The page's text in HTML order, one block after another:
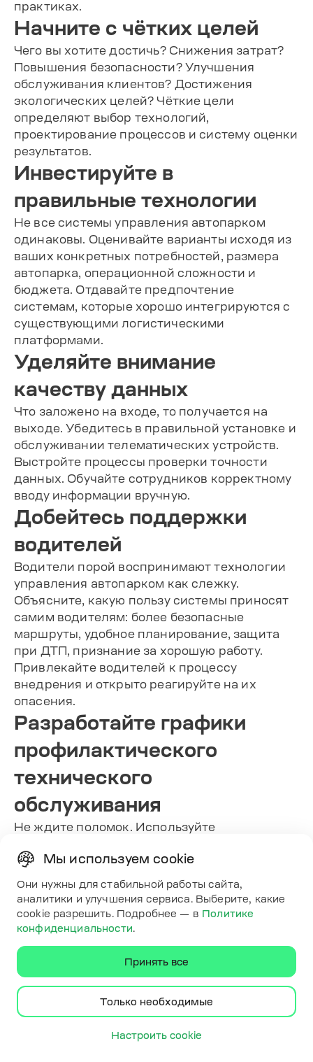
Мы используем cookie
Они нужны для стабильной работы сайта,
аналитики и улучшения сервиса. Выберите, какие
cookie разрешить. Подробнее — в Политике
конфиденциальности.
Принять все
Только необходимые
Настроить cookie
практиках.
Начните с чётких целей
Чего вы хотите достичь? Снижения затрат?
Повышения безопасности? Улучшения
обслуживания клиентов? Достижения
экологических целей? Чёткие цели
определяют выбор технологий,
проектирование процессов и систему оценки
результатов.
Инвестируйте в
правильные технологии
Не все системы управления автопарком
одинаковы. Оценивайте варианты исходя из
ваших конкретных потребностей, размера
автопарка, операционной сложности и
бюджета. Отдавайте предпочтение
системам, которые хорошо интегрируются с
существующими логистическими
платформами.
Уделяйте внимание
качеству данных
Что заложено на входе, то получается на
выходе. Убедитесь в правильной установке и
обслуживании телематических устройств.
Выстройте процессы проверки точности
данных. Обучайте сотрудников корректному
вводу информации вручную.
Добейтесь поддержки
водителей
Водители порой воспринимают технологии
управления автопарком как слежку.
Объясните, какую пользу системы приносят
самим водителям: более безопасные
маршруты, удобное планирование, защита
при ДТП, признание за хорошую работу.
Привлекайте водителей к процессу
внедрения и открыто реагируйте на их
опасения.
Разработайте графики
профилактического
технического
обслуживания
Не ждите поломок. Используйте
фактические данные об использовании для
проактивного планирования технического
обслуживания. Отслеживайте показатели его
выполнения и контролируйте
ответственность команд.
Отслеживайте ключевые
показатели эффективности
Невозможно улучшить то, что не измеряешь.
Установите KPI, соответствующие вашим
целям, и регулярно анализируйте их. К